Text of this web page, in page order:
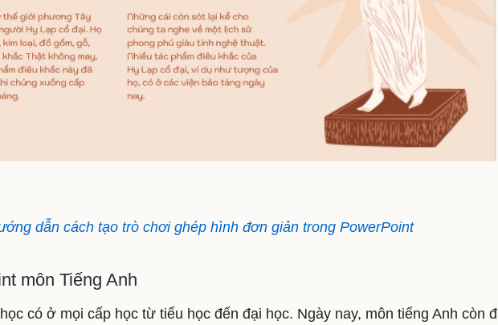
dẫn cách tạo trò chơi ghép hình đơn giản trong PowerPoint
môn Tiếng Anh
có ở mọi cấp học từ tiểu học đến đại học. Ngày nay, môn tiếng Anh còn